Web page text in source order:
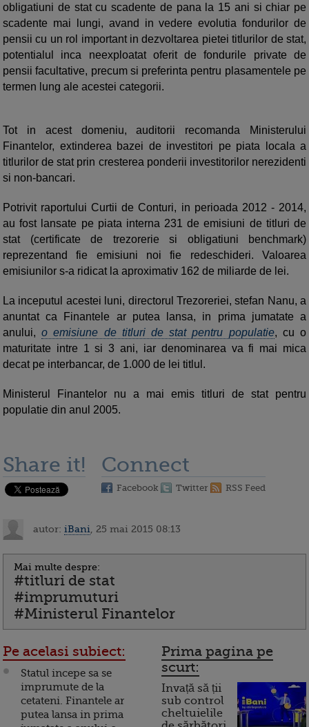
obligatiuni de stat cu scadente de pana la 15 ani si chiar pe
scadente mai lungi, avand in vedere evolutia fondurilor de
pensii cu un rol important in dezvoltarea pietei titlurilor de stat,
potentialul inca neexploatat oferit de fondurile private de
pensii facultative, precum si preferinta pentru plasamentele pe
termen lung ale acestei categorii.
Tot in acest domeniu, auditorii recomanda Ministerului
Finantelor, extinderea bazei de investitori pe piata locala a
titlurilor de stat prin cresterea ponderii investitorilor nerezidenti
si non-bancari.
Potrivit raportului Curtii de Conturi, in perioada 2012 - 2014,
au fost lansate pe piata interna 231 de emisiuni de titluri de
stat (certificate de trezorerie si obligatiuni benchmark)
reprezentand fie emisiuni noi fie redeschideri. Valoarea
emisiunilor s-a ridicat la aproximativ 162 de miliarde de lei.
La inceputul acestei luni, directorul Trezoreriei, stefan Nanu, a
anuntat ca Finantele ar putea lansa, in prima jumatate a
anului,o emisiune de titluri de stat pentru populatie, cu o
maturitate intre 1 si 3 ani, iar denominarea va fi mai mica
decat pe interbancar, de 1.000 de lei titlul.
Ministerul Finantelor nu a mai emis titluri de stat pentru
populatie din anul 2005.
Share it! Connect
Facebook Twitter RSS Feed
autor: iBani , 25 mai 2015 08:13
Mai multe despre:
#titluri de stat
#imprumuturi
#Ministerul Finantelor
Pe acelasi subiect:
Statul incepe sa se
imprumute de la
cetateni. Finantele ar
putea lansa in prima
Prima pagina pe
scurt:
Invață să ții
sub control
cheltuielile